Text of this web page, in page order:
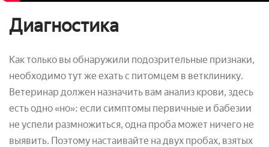
Диагностика
Как только вы обнаружили подозрительные признаки,
необходимо тут же ехать с питомцем в ветклинику.
Ветеринар должен назначить вам анализ крови, здесь
есть одно «но»: если симптомы первичные и бабезии
не успели размножиться, одна проба может ничего не
выявить. Поэтому настаивайте на двух пробах, взятых